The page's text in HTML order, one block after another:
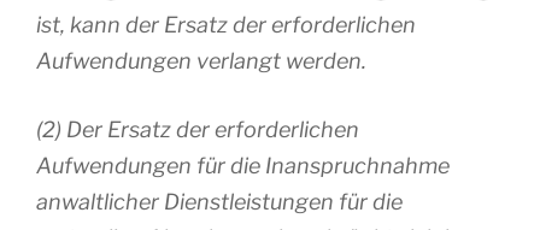
ist, kann der Ersatz der erforderlichen
Aufwendungen verlangt werden.
(2) Der Ersatz der erforderlichen
Aufwendungen für die Inanspruchnahme
anwaltlicher Dienstleistungen für die